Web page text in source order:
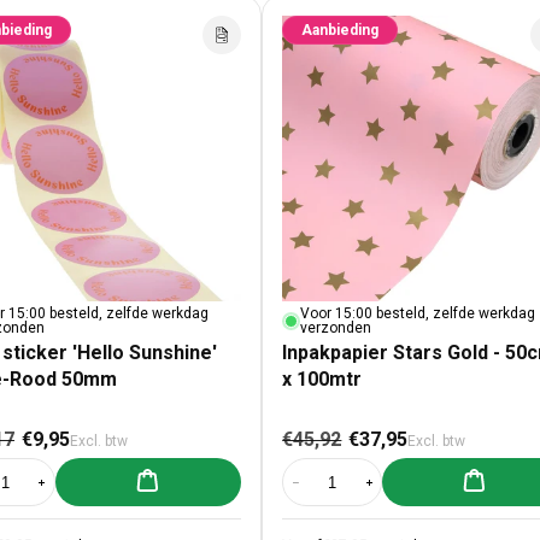
15:00 besteld, zelfde werkdag
sticker 'Hello Sunshine'
Rood 50mm
prijs
Aanbiedingsprijs
€9,95Excl. btw
verlagen voor 500x sticker &#39;Hello Sunshine&#39; Roze-Rood 50mm
Aantal verhogen voor 500x sticker &#39;Hello Sunshine&#39; Roze-
Aan winkelwagen toevoegen
Aanbieding
Voor 15:00 besteld, zelfde werkdag
verzonden
Inpakpapier Stars Gold -
x 100mtr
Normale prijs
€45,92 €37,95Excl. btw
Aantal verlagen voor Inpakpapier
Aantal verhogen voor
Aan